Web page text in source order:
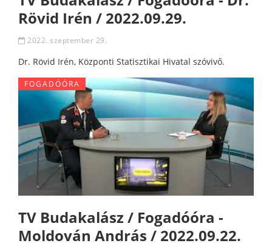
Rövid Irén / 2022.09.29.
2022. szeptember 29.
Dr. Rövid Irén, Központi Statisztikai Hivatal szóvivő.
FOGADÓÓRA
TV Budakalász / Fogadóóra -
Moldován András / 2022.09.22.